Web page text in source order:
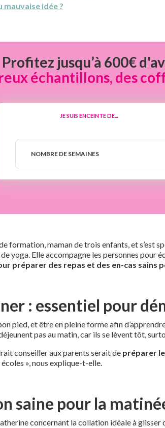
mauvaise idée ?
Profitez jusqu’à 600€
échantillons, des
JE SUIS ENCEINTE DE...
Nombre
semaines
NOMBRE DE SEMAINES
formation, maman de trois enfants, et s’est
yoga. Elle accompagne les personnes pour
préparer des repas et des en-cas sains
: essentiel pour
pied, et être en pleine forme afin
pas au matin, car ils se lèvent tôt,
conseiller aux parents serait de préparer
», nous explique-t-elle.
saine pour la
concernant la collation idéale à